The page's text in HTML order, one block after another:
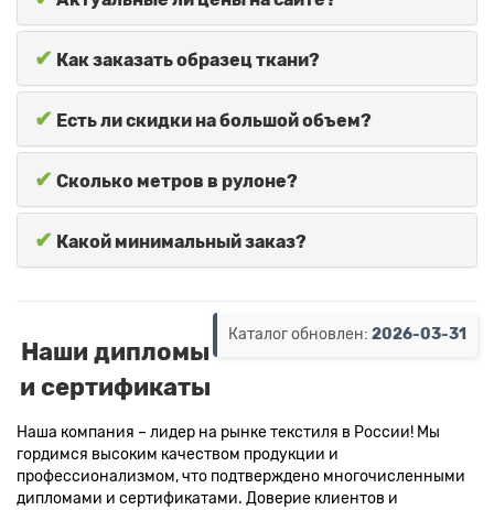
✔ Как заказать образец ткани?
✔ Есть ли скидки на большой объем?
✔ Сколько метров в рулоне?
✔ Какой минимальный заказ?
Каталог обновлен: 2026-03-31
Наши дипломы
и сертификаты
Наша компания – лидер на рынке текстиля в России! Мы
гордимся высоким качеством продукции и
профессионализмом, что подтверждено многочисленными
дипломами и сертификатами. Доверие клиентов и